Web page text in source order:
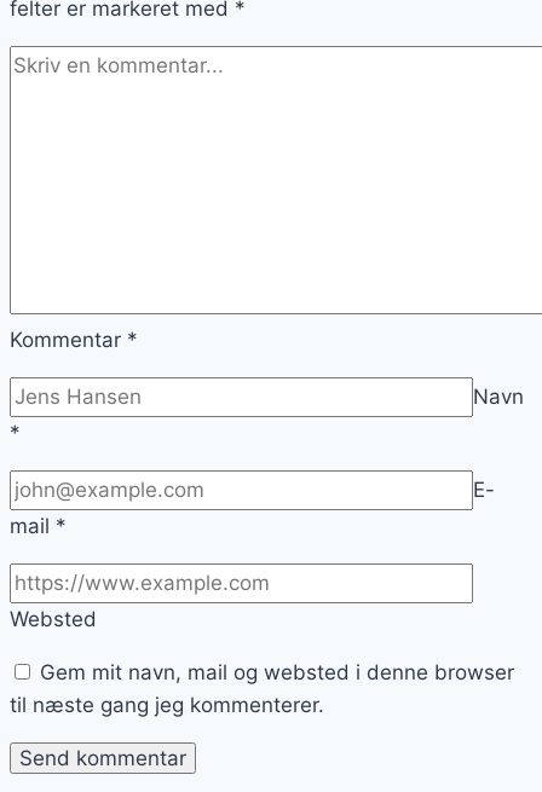
felter er markeret med *
Kommentar *
Navn
*
E-
mail *
Websted
Gem mit navn, mail og websted i denne browser
til næste gang jeg kommenterer.